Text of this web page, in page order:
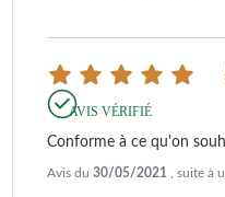
AVIS VÉRIFIÉ
Conforme à ce qu'on
Avis du 30/05/2021 , suite à